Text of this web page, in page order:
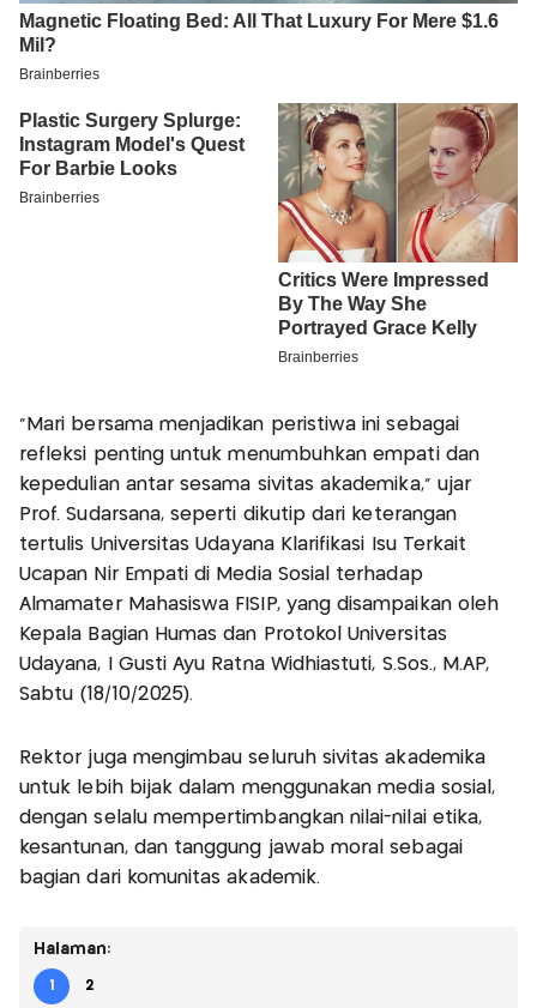
“Mari bersama menjadikan peristiwa ini sebagai
refleksi penting untuk menumbuhkan empati dan
kepedulian antar sesama sivitas akademika,” ujar
Prof. Sudarsana, seperti dikutip dari keterangan
tertulis Universitas Udayana Klarifikasi Isu Terkait
Ucapan Nir Empati di Media Sosial terhadap
Almamater Mahasiswa FISIP, yang disampaikan oleh
Kepala Bagian Humas dan Protokol Universitas
Udayana, I Gusti Ayu Ratna Widhiastuti, S.Sos., M.AP,
Sabtu (18/10/2025).
Rektor juga mengimbau seluruh sivitas akademika
untuk lebih bijak dalam menggunakan media sosial,
dengan selalu mempertimbangkan nilai-nilai etika,
kesantunan, dan tanggung jawab moral sebagai
bagian dari komunitas akademik.
Halaman:
1 2